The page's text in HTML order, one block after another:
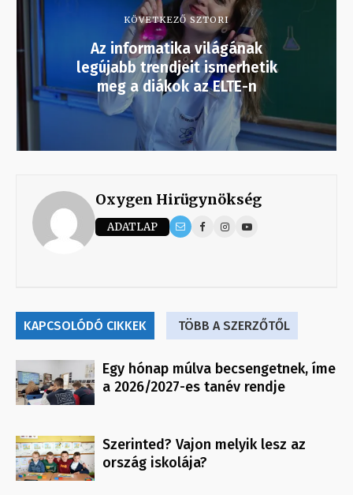
KÖVETKEZŐ SZTORI
Az informatika világának
legújabb trendjeit ismerhetik
meg a diákok az ELTE-n
Oxygen Hirügynökség
ADATLAP
KAPCSOLÓDÓ CIKKEK TÖBB A SZERZŐTŐL
Egy hónap múlva becsengetnek, íme
a 2026/2027-es tanév rendje
Szerinted? Vajon melyik lesz az
ország iskolája?